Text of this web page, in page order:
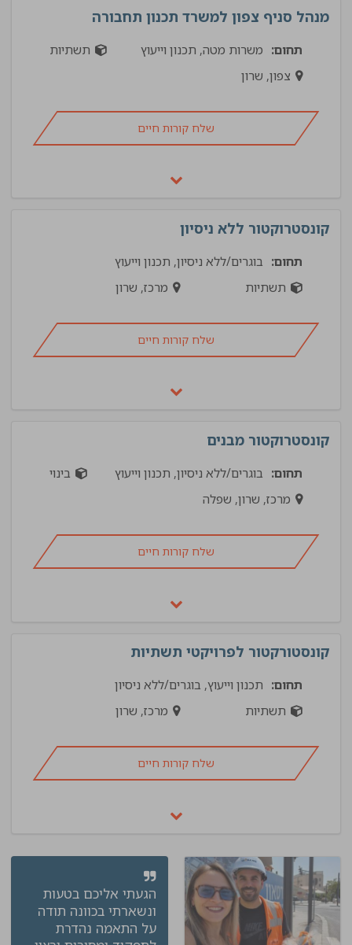
מנהל סניף צפון למשרד תכנון תחבורה
תחום: משרות מטה, תכנון וייעוץ
תשתיות
צפון, שרון
שלח קורות חיים
קונסטרוקטור ללא ניסיון
תחום: בוגרים/ללא ניסיון, תכנון וייעוץ
תשתיות
מרכז, שרון
שלח קורות חיים
קונסטרוקטור מבנים
תחום: בוגרים/ללא ניסיון, תכנון וייעוץ
בינוי
מרכז, שרון, שפלה
שלח קורות חיים
קונסטורקטור לפרויקטי תשתיות
תחום: תכנון וייעוץ, בוגרים/ללא ניסיון
תשתיות
מרכז, שרון
שלח קורות חיים
הגעתי אליכם בטעות
ונשארתי בכוונה תודה
על התאמה נהדרת